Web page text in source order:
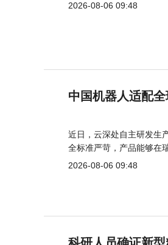
2026-08-06 09:48
中国机器人适配
近日，云深处自主研发生
全标准严苛，产品能够在
2026-08-06 09:48